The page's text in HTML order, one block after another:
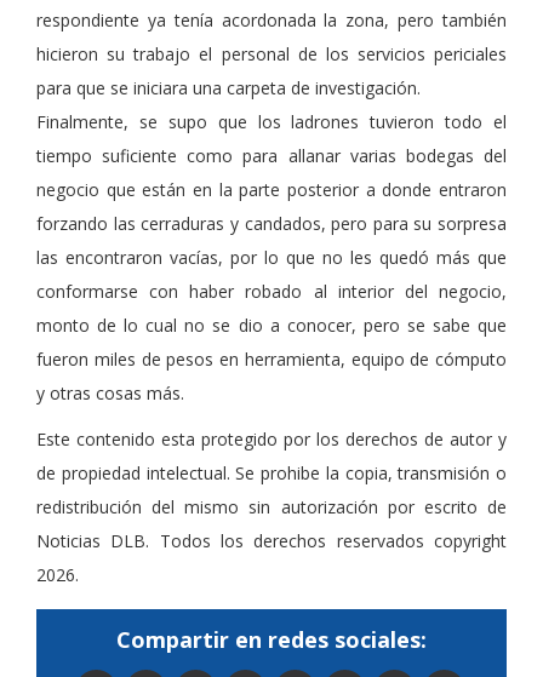
respondiente ya tenía acordonada la zona, pero también
hicieron su trabajo el personal de los servicios periciales
para que se iniciara una carpeta de investigación.
Finalmente, se supo que los ladrones tuvieron todo el
tiempo suficiente como para allanar varias bodegas del
negocio que están en la parte posterior a donde entraron
forzando las cerraduras y candados, pero para su sorpresa
las encontraron vacías, por lo que no les quedó más que
conformarse con haber robado al interior del negocio,
monto de lo cual no se dio a conocer, pero se sabe que
fueron miles de pesos en herramienta, equipo de cómputo
y otras cosas más.
Este contenido esta protegido por los derechos de autor y
de propiedad intelectual. Se prohibe la copia, transmisión o
redistribución del mismo sin autorización por escrito de
Noticias DLB. Todos los derechos reservados copyright
2026.
Compartir en redes sociales: